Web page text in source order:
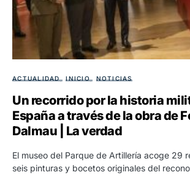
ACTUALIDAD INICIO NOTICIAS
Un recorrido por la historia
España a través de la obra de
Dalmau | La verdad
El museo del Parque de Artillería acoge 29
seis pinturas y bocetos originales del